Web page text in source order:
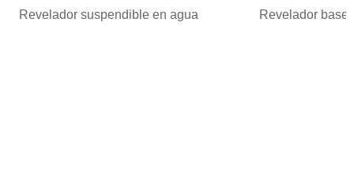
Revelador suspendible en agua Revelador base
v
t